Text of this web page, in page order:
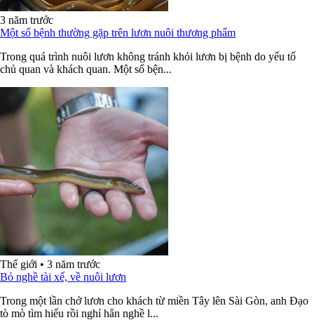
3 năm trước
Một số bệnh thường gặp trên lươn nuôi thương phẩm
Trong quá trình nuôi lươn không tránh khỏi lươn bị bệnh do yếu tố
chủ quan và khách quan. Một số bện...
Thế giới • 3 năm trước
Bỏ nghề tài xế, về nuôi lươn
Trong một lần chở lươn cho khách từ miền Tây lên Sài Gòn, anh Đạo
tò mò tìm hiểu rồi nghỉ hẳn nghề l...